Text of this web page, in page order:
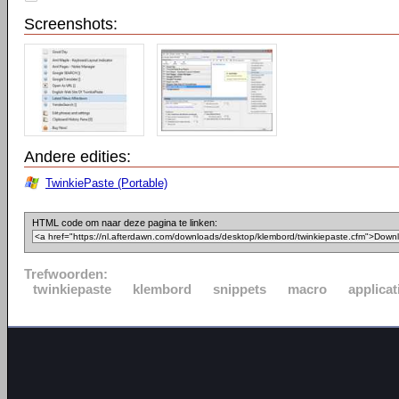
Screenshots:
Andere edities:
TwinkiePaste (Portable)
HTML code om naar deze pagina te linken:
Trefwoorden:
twinkiepaste
klembord snippets macro